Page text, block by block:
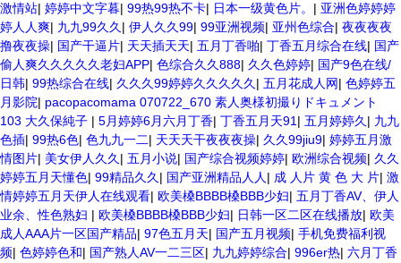
激情站| 婷婷中文字暮| 99热99热不卡| 日本一级黄色片。 | 亚洲色婷婷婷
婷人人爽| 九九99久久 | 伊人久久99| 99亚洲视频| 亚州色综合| 夜夜夜夜
撸夜夜操| 国产干逼片| 天天插天天| 五月丁香啪| 丁香五月综合在线| 国产
偷人爽久久久久久老妇APP| 色综合久久888| 久久色婷婷| 国产9色在线/
日韩| 99热综合在线| 久久久99婷婷久久久久久 | 五月花成人网| 色婷婷五
月影院| pacopacomama 070722_670 素人奥様初撮りドキュメント
103 大久保純子 | 5月婷婷6月六月丁香| 丁香五月天91 | 五月婷婷久 | 九九
色插| 99热6色| 色九九一二| 天天天干夜夜夜操| 久久99jiu9| 婷婷五月激
情图片| 美女伊人久久 | 五月小说| 国产综合视频婷婷| 欧洲综合视频| 久久
婷婷五月天懂色| 99精品久久 | 国产亚洲精品人人 | 成 人片 黄 色 大 片| 激
情婷婷五月天伊人在线观看| 欧美槡BBBB槡BBB少妇| 五月丁香AV、伊人
业余、性色熟妇 | 欧美槡BBBB槡BBB少妇| 日韩一区二区在线播放| 欧美
成人AAA片一区国产精品| 97色五月天| 国产五月视频| 手机免费福利视
频| 色婷婷色和| 国产熟人AV一二三区| 九九婷婷综合| 996er热| 六月丁香